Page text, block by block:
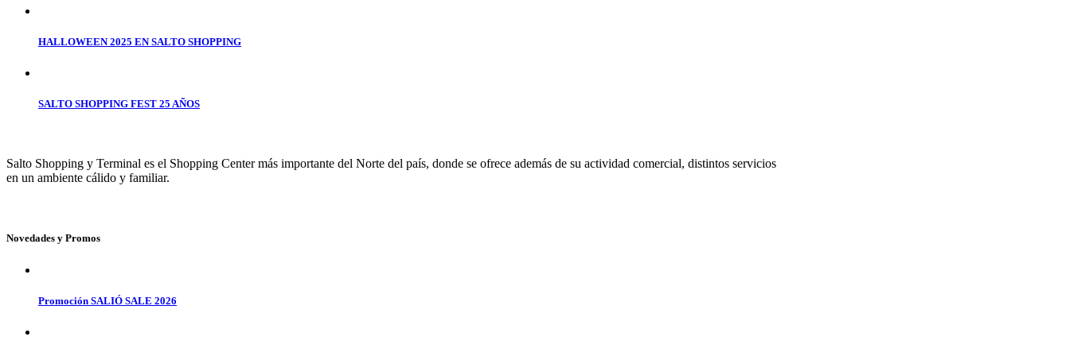
HALLOWEEN 2025 EN SALTO SHOPPING
SALTO SHOPPING FEST 25 AÑOS
Salto Shopping y Terminal es el Shopping Center más importante del Norte del país, donde se ofrece además de su actividad comercial, distintos servicios
en un ambiente cálido y familiar.
Novedades y Promos
Promoción SALIÓ SALE 2026